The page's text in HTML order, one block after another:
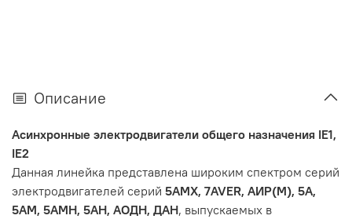
Описание
Асинхронные электродвигатели общего назначения IE1,
IE2
Данная линейка представлена широким спектром серий
электродвигателей серий 5АМХ, 7AVER, АИР(М), 5А,
5АМ, 5АМН, 5АН, АОДН, ДАН, выпускаемых в